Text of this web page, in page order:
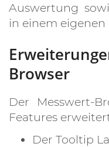
Auswertung
in einem
Browser
Der Messwert-
Features
Der Tooltip